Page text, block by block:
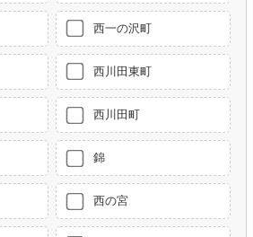
西一の沢町
西川田東町
西川田町
錦
西の宮